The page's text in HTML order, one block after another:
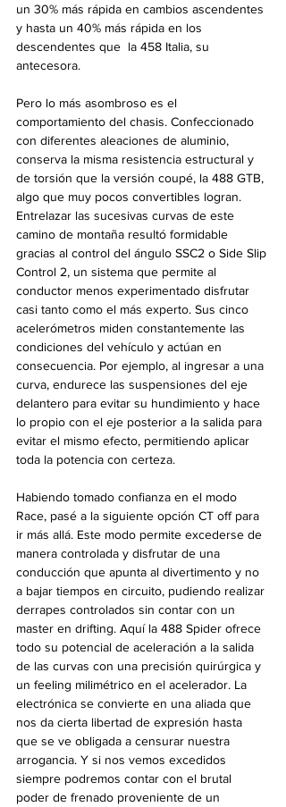
un 30% más rápida en cambios ascendentes
y hasta un 40% más rápida en los
descendentes que  la 458 Italia, su
antecesora.
Pero lo más asombroso es el
comportamiento del chasis. Confeccionado
con diferentes aleaciones de aluminio,
conserva la misma resistencia estructural y
de torsión que la versión coupé, la 488 GTB,
algo que muy pocos convertibles logran.
Entrelazar las sucesivas curvas de este
camino de montaña resultó formidable
gracias al control del ángulo SSC2 o Side Slip
Control 2, un sistema que permite al
conductor menos experimentado disfrutar
casi tanto como el más experto. Sus cinco
acelerómetros miden constantemente las
condiciones del vehículo y actúan en
consecuencia. Por ejemplo, al ingresar a una
curva, endurece las suspensiones del eje
delantero para evitar su hundimiento y hace
lo propio con el eje posterior a la salida para
evitar el mismo efecto, permitiendo aplicar
toda la potencia con certeza.
Habiendo tomado confianza en el modo
Race, pasé a la siguiente opción CT off para
ir más allá. Este modo permite excederse de
manera controlada y disfrutar de una
conducción que apunta al divertimento y no
a bajar tiempos en circuito, pudiendo realizar
derrapes controlados sin contar con un
master en drifting. Aquí la 488 Spider ofrece
todo su potencial de aceleración a la salida
de las curvas con una precisión quirúrgica y
un feeling milimétrico en el acelerador. La
electrónica se convierte en una aliada que
nos da cierta libertad de expresión hasta
que se ve obligada a censurar nuestra
arrogancia. Y si nos vemos excedidos
siempre podremos contar con el brutal
poder de frenado proveniente de un